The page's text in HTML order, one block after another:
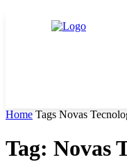
Home Tags Novas
Tag: Novas